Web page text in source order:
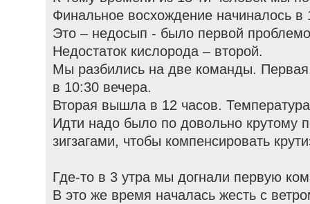
Финальное восхождение начиналось в
Это – недосып - было первой
Недостаток кислорода – второй.
Мы разбились на две команды.
в 10:30 вечера.
Вторая вышла в 12 часов.
Идти надо было по довольно крутому
зигзагами, чтобы компенсировать
Где-то в 3 утра мы догнали первую
В это же время началась жесть с